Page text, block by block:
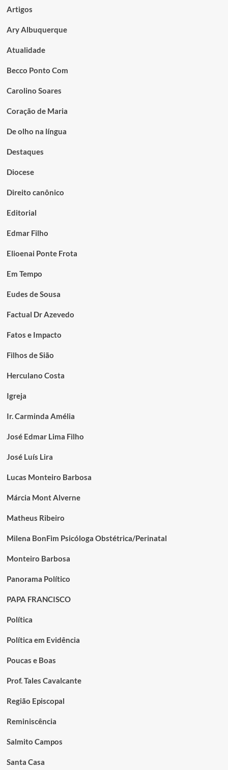
Artigos
Ary Albuquerque
Atualidade
Becco Ponto Com
Carolino Soares
Coração de Maria
De olho na língua
Destaques
Diocese
Direito canônico
Editorial
Edmar Filho
Elioenai Ponte Frota
Em Tempo
Eudes de Sousa
Factual Dr Azevedo
Fatos e Impacto
Filhos de Sião
Herculano Costa
Igreja
Ir. Carminda Amélia
José Edmar Lima Filho
José Luís Lira
Lucas Monteiro Barbosa
Márcia Mont Alverne
Matheus Ribeiro
Milena BonFim Psicóloga Obstétrica/Perinatal
Monteiro Barbosa
Panorama Político
PAPA FRANCISCO
Política
Política em Evidência
Poucas e Boas
Prof. Tales Cavalcante
Região Episcopal
Reminiscência
Salmito Campos
Santa Casa